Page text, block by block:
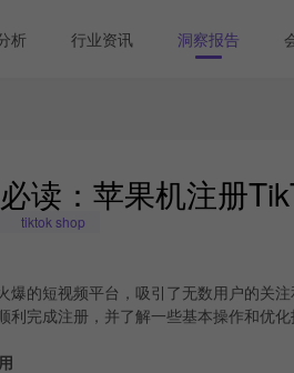
析 行业资讯 洞察报告
读：苹果机注册
tiktok shop
爆的短视频平台，吸引了无数用户的关
利完成注册，并了解一些基本操作和优